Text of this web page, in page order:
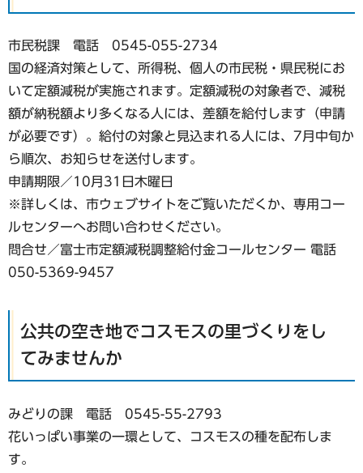
市民税課 電話 0545-055-2734
国の経済対策として、所得税、個人の市民税・県民税にお
いて定額減税が実施されます。定額減税の対象者で、減税
額が納税額より多くなる人には、差額を給付します（申請
が必要です）。給付の対象と見込まれる人には、7月中旬か
ら順次、お知らせを送付します。
申請期限／10月31日木曜日
※詳しくは、市ウェブサイトをご覧いただくか、専用コー
ルセンターへお問い合わせください。
問合せ／富士市定額減税調整給付金コールセンター 電話
050-5369-9457
公共の空き地でコスモスの里づくりをし
てみませんか
みどりの課 電話 0545-55-2793
花いっぱい事業の一環として、コスモスの種を配布しま
す。